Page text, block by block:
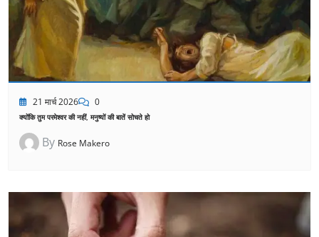
21 मार्च 2026 0
क्योंकि तुम परमेश्वर की नहीं, मनुष्यों की बातें सोचते हो
By Rose Makero